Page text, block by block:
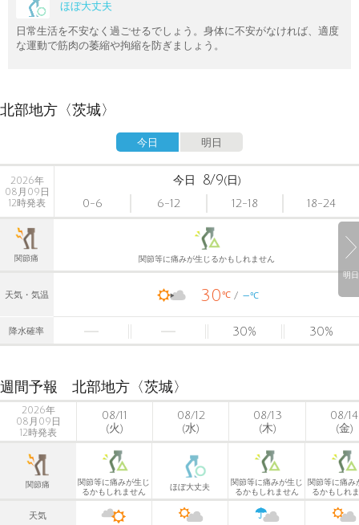
ほぼ大丈夫
日常生活を不安なく過ごせるでしょう。身体に不安がなければ、適度
な運動で筋肉の萎縮や拘縮を防ぎましょう。
北部地方〈茨城〉
今日 明日
明日
2026年
08月09日
12時発表
今日 8/9(日)
0-6
6-12 12-18 18-24
関節痛 関節等に痛みが生じるかもしれません
天気・気温 30℃ -℃
降水確率 30% 30%
週間予報 北部地方〈茨城〉
2026年
08月09日
12時発表
08/11
(火)
08/12
(水)
08/13
(木)
08/14
(金)
関節痛
関節等に痛みが生じ
るかもしれません
ほぼ大丈夫
関節等に痛みが生じ
るかもしれません
関節等に痛み
るかもしれ
天気